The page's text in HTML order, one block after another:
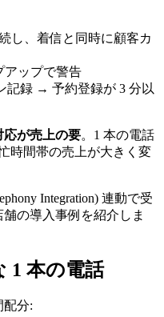
し、着信と同時に顧客カ
アップで警告
記録 → 予約登録が 3 分以
応が売上の要。1 本の電話
時間帯の売上が大きく変
Integration) 連動で受
の導入事例を紹介しま
1 本の電話
配分: